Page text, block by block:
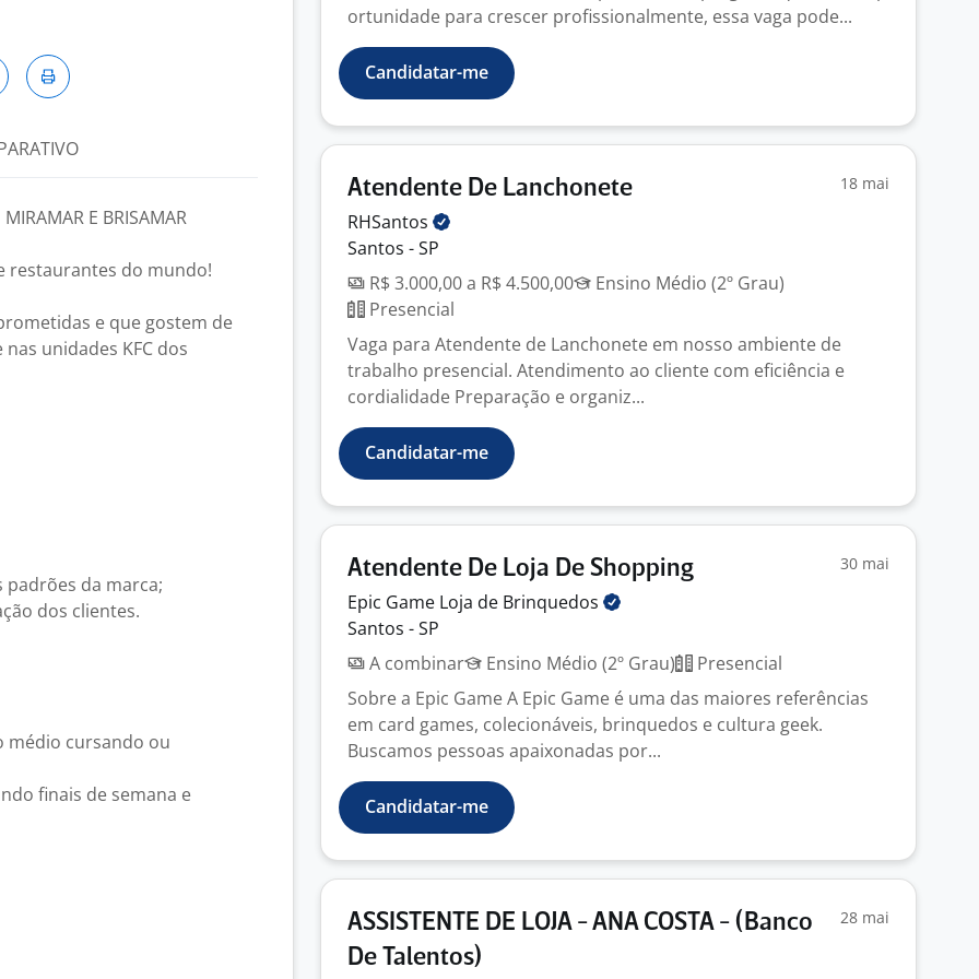
E BRISAMAR
restaurantes do mundo!
e que gostem de
unidades KFC dos
da marca;
dos clientes.
médio cursando ou
finais de semana e
ortunidade para crescer profissionalmente, essa vaga pode...
Candidatar-me
Atendente De Lanchonete 18 mai
RHSantos
Santos - SP
R$ 3.000,00 a R$ 4.500,00
Ensino Médio (2º Grau)
Presencial
Vaga para Atendente de Lanchonete em nosso ambiente de
trabalho presencial. Atendimento ao cliente com eficiência e
cordialidade Preparação e organiz...
Candidatar-me
Atendente De Loja De Shopping 30 mai
Epic Game Loja de Brinquedos
Santos - SP
A combinar
Ensino Médio (2º Grau)
Presencial
Sobre a Epic Game A Epic Game é uma das maiores referências
em card games, colecionáveis, brinquedos e cultura geek.
Buscamos pessoas apaixonadas por...
Candidatar-me
ASSISTENTE DE LOJA - ANA COSTA - (Banco
De Talentos)
28 mai